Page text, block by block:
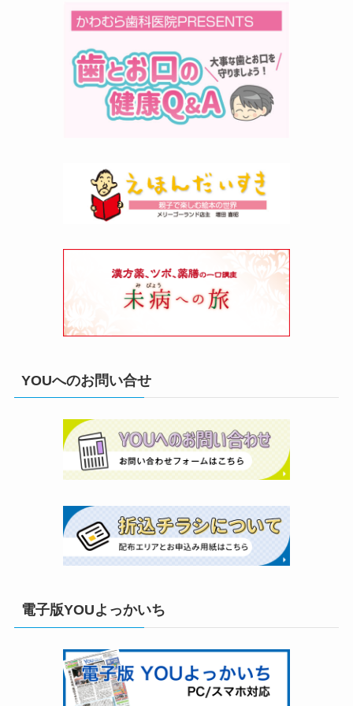
YOUへのお問い合せ
電子版YOUよっかいち